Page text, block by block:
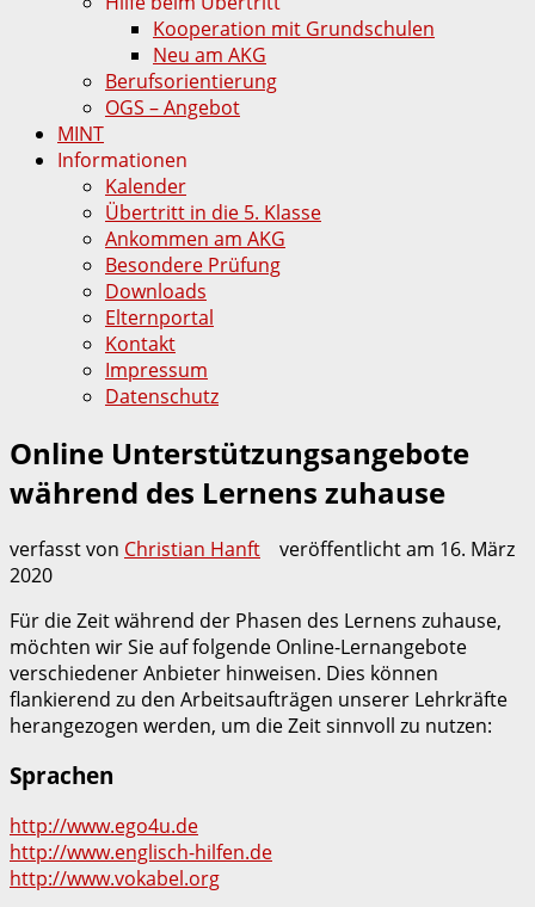
Kooperation mit Grundschulen
Neu am AKG
Berufsorientierung
OGS – Angebot
MINT
Informationen
Kalender
Übertritt in die 5. Klasse
Ankommen am AKG
Besondere Prüfung
Downloads
Elternportal
Kontakt
Impressum
Datenschutz
Online Unterstützungsangebote
während des Lernens zuhause
verfasst von Christian Hanft veröffentlicht am 16. März
2020
Für die Zeit während der Phasen des Lernens zuhause,
möchten wir Sie auf folgende Online-Lernangebote
verschiedener Anbieter hinweisen. Dies können
flankierend zu den Arbeitsaufträgen unserer Lehrkräfte
herangezogen werden, um die Zeit sinnvoll zu nutzen:
Sprachen
http://www.ego4u.de
http://www.englisch-hilfen.de
http://www.vokabel.org